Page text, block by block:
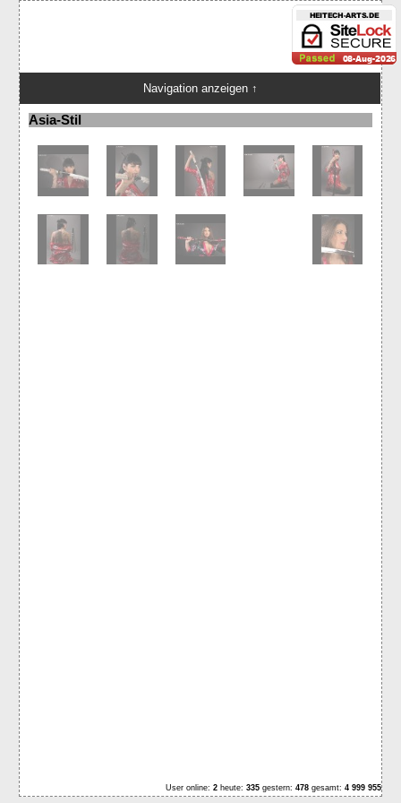
Navigation anzeigen ↑
Asia-Stil
User online: 2heute: 335gestern: 478gesamt: 4 999 955